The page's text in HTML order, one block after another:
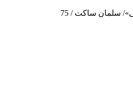
سلمان ساکت / 75